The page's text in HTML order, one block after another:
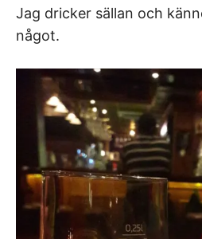
Jag dricker sällan och
något.